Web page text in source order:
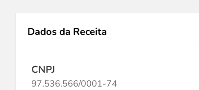
Dados da Receita
CNPJ
97.536.566/0001-74